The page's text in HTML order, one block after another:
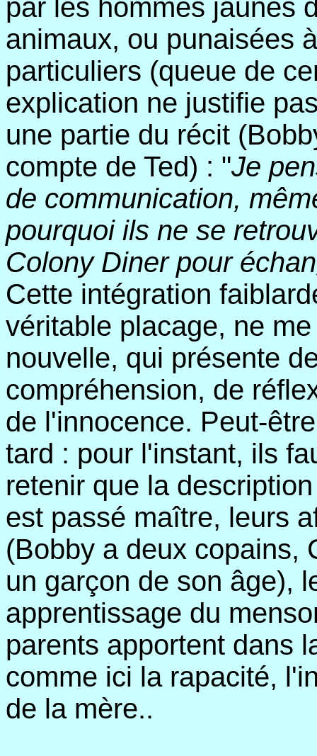
par les hommes jaunes
animaux, ou punaisées
particuliers (queue de
explication ne justifie
une partie du récit
compte de Ted) : "Je
de communication,
pourquoi ils ne se
Colony Diner pour
Cette intégration
véritable placage, ne
nouvelle, qui présente
compréhension, de
de l'innocence. Peut-
tard : pour l'instant, ils
retenir que la
est passé maître, leurs
(Bobby a deux copains,
un garçon de son âge),
apprentissage du
parents apportent dans
comme ici la rapacité,
de la mère..